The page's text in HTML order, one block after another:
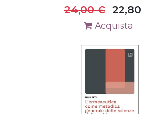
24,00€ 22,80
Acquista